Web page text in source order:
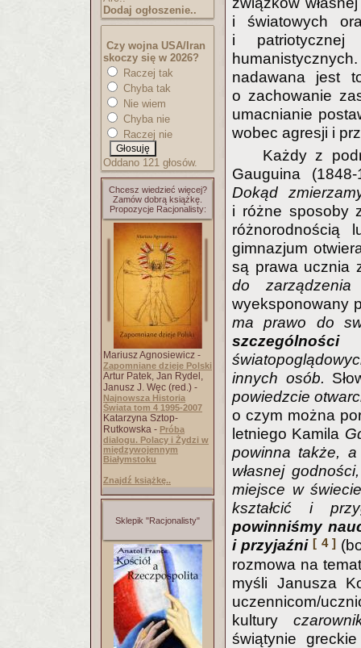
Dodaj ogłoszenie..
Czy wojna USA/Iran
skoczy się w 2026?
Raczej tak
Chyba tak
Nie wiem
Chyba nie
Raczej nie
Oddano 121 głosów.
Chcesz wiedzieć więcej?
Zamów dobrą książkę.
Propozycje Racjonalisty:
Mariusz Agnosiewicz -
Zapomniane dzieje Polski
Artur Patek, Jan Rydel,
Janusz J. Węc (red.) -
Najnowsza Historia
Świata tom 4 1995-2007
Katarzyna Sztop-
Rutkowska - Próba
dialogu. Polacy i Żydzi w
międzywojennym
Białymstoku
Znajdź książkę..
Sklepik "Racjonalisty"
i światowych
i patriotycznej
nadawana jest
o zachowanie
umacnianie
wobec agresji i
Każdy z
Gauguina
Dokąd
i różne sposoby
różnorodnością
gimnazjum
są prawa ucznia
do zarządzenia
wyeksponowany
ma prawo do
innych osób.
powiedzcie
o czym można
letniego Kamila
powinna także,
własnej
miejsce w
kształcić i
powinniśmy
i przyjaźni [ 4 ]
rozmowa na
myśli Janusza
uczennicom/
kultury
świątynie